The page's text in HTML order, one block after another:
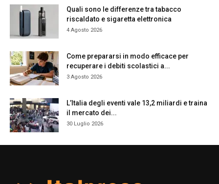
Quali sono le differenze tra tabacco
riscaldato e sigaretta elettronica
4 Agosto 2026
Come prepararsi in modo efficace per
recuperare i debiti scolastici a...
3 Agosto 2026
L’Italia degli eventi vale 13,2 miliardi e traina
il mercato dei...
30 Luglio 2026